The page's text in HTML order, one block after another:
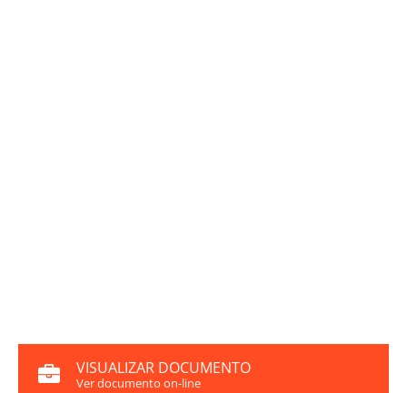
VISUALIZAR DOCUMENTO
Ver documento on-line